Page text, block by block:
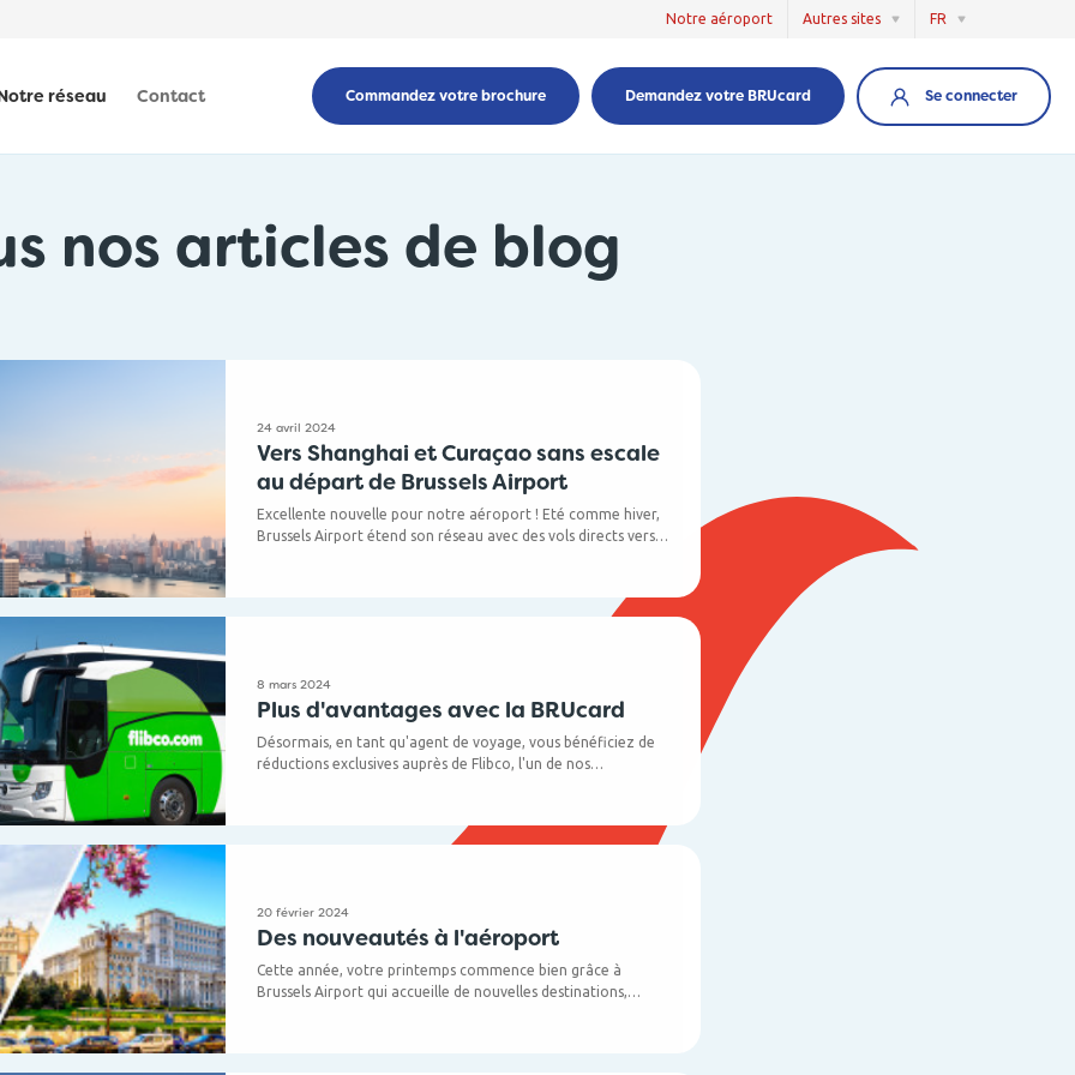
Notre aéroport Autres sites FR
réseau Contact Commandez votre brochure Demandez votre BRUcard Se connecter
nos articles de blog
24 avril 2024
Vers Shanghai et Curaçao sans escale
au départ de Brussels Airport
Excellente nouvelle pour notre aéroport ! Eté comme hiver,
Brussels Airport étend son réseau avec des vols directs vers
8 mars 2024
Plus d'avantages avec la BRUcard
Désormais, en tant qu'agent de voyage, vous bénéficiez de
réductions exclusives auprès de Flibco, l'un de nos
20 février 2024
Des nouveautés à l'aéroport
Cette année, votre printemps commence bien grâce à
Brussels Airport qui accueille de nouvelles destinations,